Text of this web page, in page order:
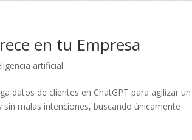
en tu Empresa
artificial
datos de clientes en ChatGPT para agilizar un
malas intenciones, buscando únicamente